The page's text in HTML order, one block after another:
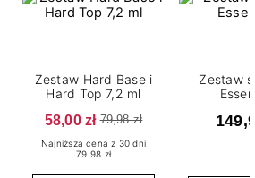
Zestaw Hard Base i
Hard Top 7,2 ml
58,00 zł 79,98 zł
Najniższa cena z 30 dni
79.98 zł
Zestaw